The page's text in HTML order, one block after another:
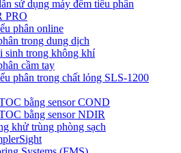
sử dụng máy đếm tiểu phân
PRO
phân online
trong dung dịch
sinh trong không khí
cầm tay
phân trong chất lỏng SLS-1200
bằng sensor COND
bằng sensor NDIR
khử trùng phòng sạch